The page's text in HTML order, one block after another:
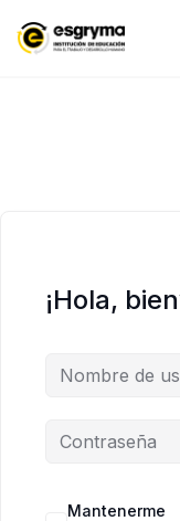
¡Hola,
Mantenerme